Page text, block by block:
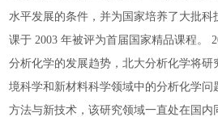
水平发展的条件，并为国家培养了大批科
课于 2003 年被评为首届国家精品课程。
分析化学的发展趋势，北大分析化学将研
境科学和新材料科学领域中的分析化学
方法与新技术，该研究领域一直处在国内